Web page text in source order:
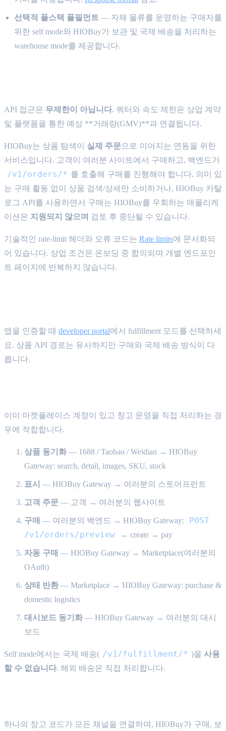
선택적 풀스택 풀필먼트 — 자체 물류를 운영하는 구매자를
위한 self mode와 HIOBuy가 보관 및 국제 배송을 처리하는
warehouse mode를 제공합니다.
API 접근은 무제한이 아닙니다. 쿼터와 속도 제한은 상업 계약
및 플랫폼을 통한 예상 **거래량(GMV)**과 연결됩니다.
HIOBuy는 상품 탐색이 실제 주문으로 이어지는 연동을 위한
서비스입니다. 고객이 여러분 사이트에서 구매하고, 백엔드가
/v1/orders/* 를 호출해 구매를 진행해야 합니다. 의미 있
는 구매 활동 없이 상품 검색/상세만 소비하거나, HIOBuy 카탈
로그 API를 사용하면서 구매는 HIOBuy를 우회하는 애플리케
이션은 지원되지 않으며 검토 후 중단될 수 있습니다.
기술적인 rate-limit 헤더와 오류 코드는 Rate limits에 문서화되
어 있습니다. 상업 조건은 온보딩 중 합의되며 개별 엔드포인
트 페이지에 반복하지 않습니다.
앱을 인증할 때 developer portal에서 fulfillment 모드를 선택하세
요. 상품 API 경로는 유사하지만 구매와 국제 배송 방식이 다
릅니다.
이미 마켓플레이스 계정이 있고 창고 운영을 직접 처리하는 경
우에 적합합니다.
상품 동기화— 1688 / Taobao / Weidian → HIOBuy
Gateway: search, detail, images, SKU, stock
표시 — HIOBuy Gateway → 여러분의 스토어프런트
고객 주문 — 고객 → 여러분의 웹사이트
구매 — 여러분의 백엔드 → HIOBuy Gateway:
POST
/v1/orders/preview
→ create → pay
자동 구매 — HIOBuy Gateway → Marketplace(여러분의
OAuth)
상태 반환— Marketplace → HIOBuy Gateway: purchase &
domestic logistics
대시보드 동기화— HIOBuy Gateway → 여러분의 대시
보드
Self mode에서는 국제 배송( /v1/fulfillment/* )을 사용
할 수 없습니다. 해외 배송은 직접 처리합니다.
하나의 창고 코드가 모든 채널을 연결하며, HIOBuy가 구매, 보